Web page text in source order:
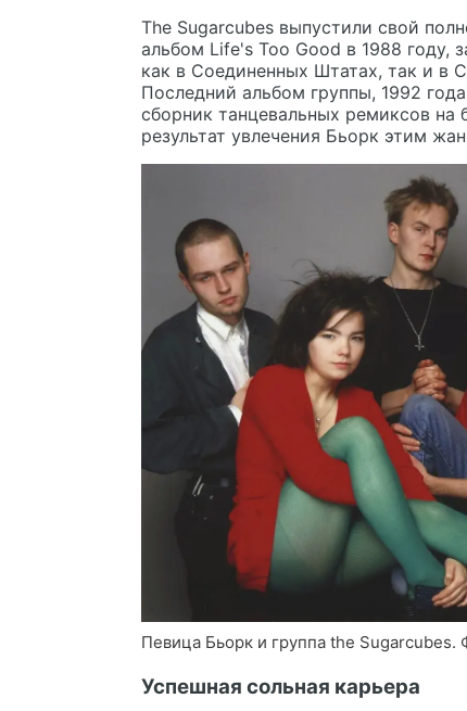
The Sugarcubes выпустили свой
альбом Life's Too Good в 1988 году,
как в Соединенных Штатах, так и в
Последний альбом группы, 1992
сборник танцевальных ремиксов
результат увлечения Бьорк этим
Певица Бьорк и группа the Sugarcubes.
Успешная сольная карьера